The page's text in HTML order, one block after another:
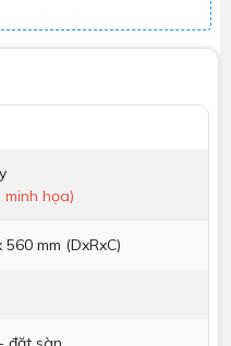
minh họa)
mm (DxRxC)